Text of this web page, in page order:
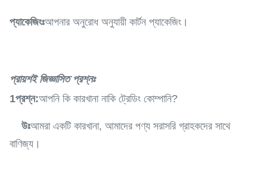
প্যাকেজিংঃআপনার অনুরোধ অনুযায়ী কার্টন প্যাকেজিং।
প্রায়শই জিজ্ঞাসিত প্রশ্নঃ
1প্রশ্ন:আপনি কি কারখানা নাকি ট্রেডিং কোম্পানি?
উঃআমরা একটি কারখানা, আমাদের পণ্য সরাসরি গ্রাহকদের সাথে
বাণিজ্য।